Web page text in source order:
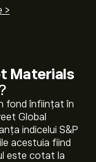
Materials
fond înființat în
Global
indicelui S&P
acestuia fiind
este cotat la
>
Select Sector